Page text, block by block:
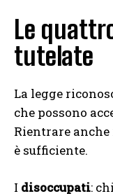
Le
tutelate
La legge
che possono
Rientrare
è sufficiente.
I disoccupati: